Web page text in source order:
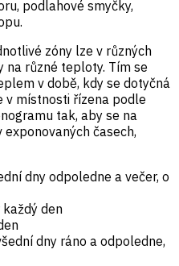
podlahové smyčky,
zóny lze v různých
na různé teploty. Tím se
v době, kdy se dotyčná
v místnosti řízena podle
tak, aby se na
časech,
dny odpoledne a večer, o
den
dny ráno a odpoledne,